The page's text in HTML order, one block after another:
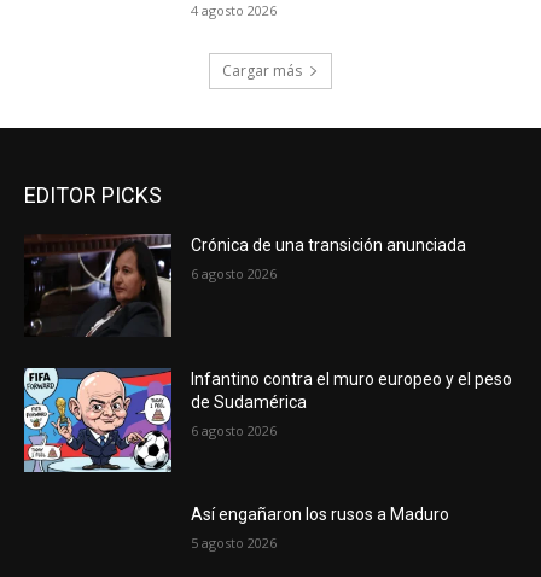
4 agosto 2026
Cargar más
EDITOR PICKS
Crónica de una transición anunciada
6 agosto 2026
Infantino contra el muro europeo y el peso
de Sudamérica
6 agosto 2026
Así engañaron los rusos a Maduro
5 agosto 2026